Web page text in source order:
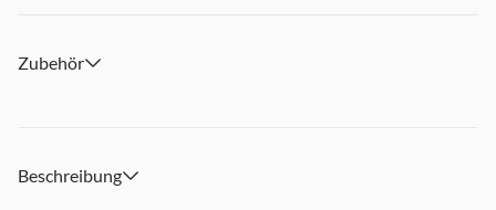
Zubehör
Beschreibung